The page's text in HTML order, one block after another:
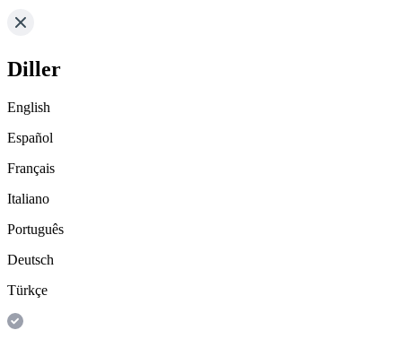
Diller
English
Español
Français
Italiano
Português
Deutsch
Türkçe